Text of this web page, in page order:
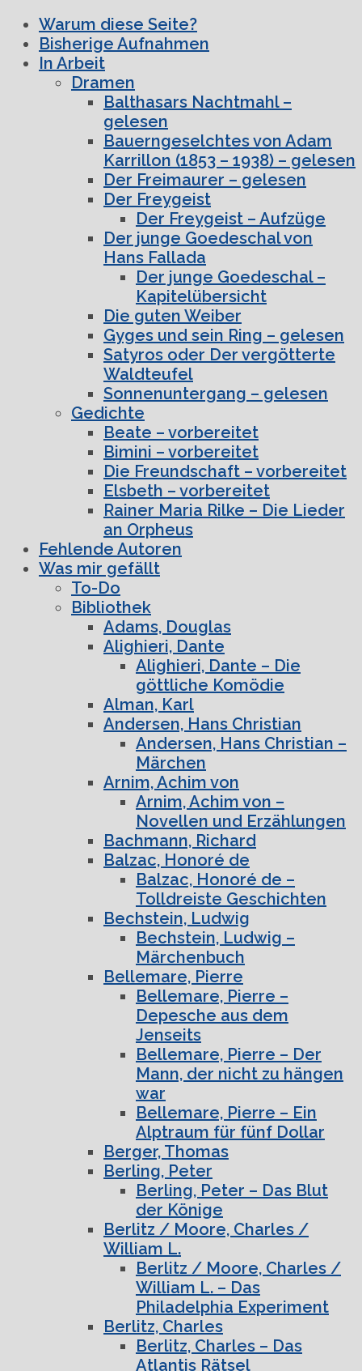
Warum diese Seite?
Bisherige Aufnahmen
In Arbeit
Dramen
Balthasars Nachtmahl –
gelesen
Bauerngeselchtes von Adam
Karrillon (1853 – 1938) – gelesen
Der Freimaurer – gelesen
Der Freygeist
Der Freygeist – Aufzüge
Der junge Goedeschal von
Hans Fallada
Der junge Goedeschal –
Kapitelübersicht
Die guten Weiber
Gyges und sein Ring – gelesen
Satyros oder Der vergötterte
Waldteufel
Sonnenuntergang – gelesen
Gedichte
Beate – vorbereitet
Bimini – vorbereitet
Die Freundschaft – vorbereitet
Elsbeth – vorbereitet
Rainer Maria Rilke – Die Lieder
an Orpheus
Fehlende Autoren
Was mir gefällt
To-Do
Bibliothek
Adams, Douglas
Alighieri, Dante
Alighieri, Dante – Die
göttliche Komödie
Alman, Karl
Andersen, Hans Christian
Andersen, Hans Christian –
Märchen
Arnim, Achim von
Arnim, Achim von –
Novellen und Erzählungen
Bachmann, Richard
Balzac, Honoré de
Balzac, Honoré de –
Tolldreiste Geschichten
Bechstein, Ludwig
Bechstein, Ludwig –
Märchenbuch
Bellemare, Pierre
Bellemare, Pierre –
Depesche aus dem
Jenseits
Bellemare, Pierre – Der
Mann, der nicht zu hängen
war
Bellemare, Pierre – Ein
Alptraum für fünf Dollar
Berger, Thomas
Berling, Peter
Berling, Peter – Das Blut
der Könige
Berlitz / Moore, Charles /
William L.
Berlitz / Moore, Charles /
William L. – Das
Philadelphia Experiment
Berlitz, Charles
Berlitz, Charles – Das
Atlantis Rätsel